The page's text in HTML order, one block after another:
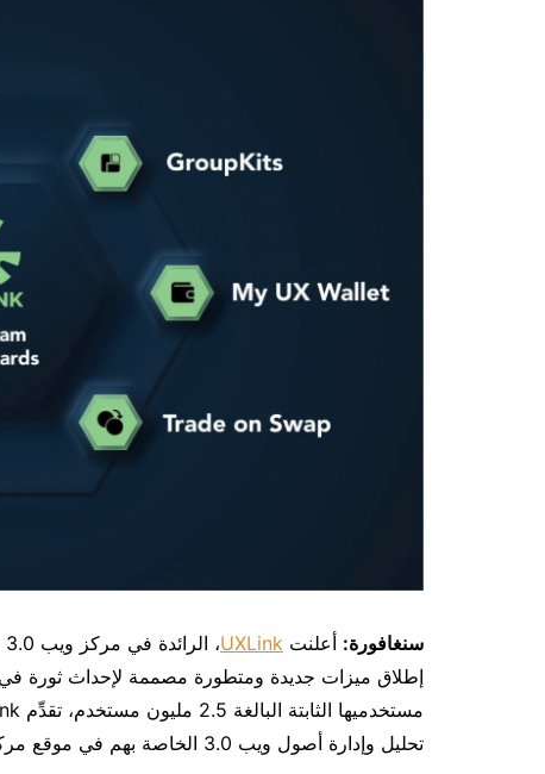
سنغافورة: أعلنت UXLink
تحليل وإدارة أصول ويب 3.0 الخاصة بهم في موقع مركزي واحد.